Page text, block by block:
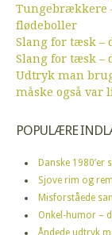
Tungebrækkere
flødeboller
Slang for tæsk –
Slang for tæsk –
Udtryk man
måske også var
POPULÆRE
Danske
Sjove rim og
Misforståede
Onkel-humor –